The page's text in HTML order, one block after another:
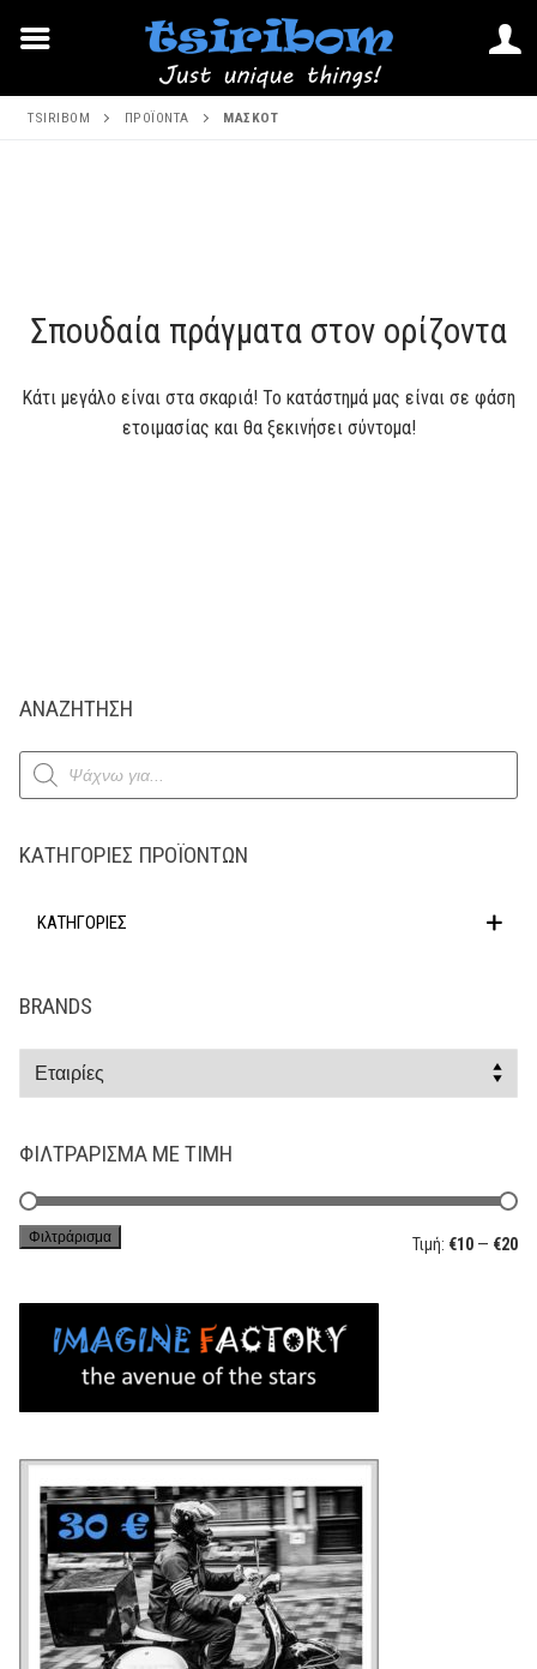
Μετάβαση
TSIRIBOM ΠΡΟΪΌΝΤΑ ΜΑΣΚΟΤ
Σπουδαία πράγματα στον ορίζοντα
Κάτι μεγάλο είναι στα σκαριά! Το κατάστημά μας είναι σε φάση
ετοιμασίας και θα ξεκινήσει σύντομα!
ΑΝΑΖΗΤΗΣΗ
Products
search
ΚΑΤΗΓΟΡΊΕΣ ΠΡΟΪΌΝΤΩΝ
ΚΑΤΗΓΟΡΙΕΣ
BRANDS
ΦΙΛΤΡΆΡΙΣΜΑ ΜΕ ΤΙΜΉ
Φιλτράρισμα Τιμή: €10 — €20